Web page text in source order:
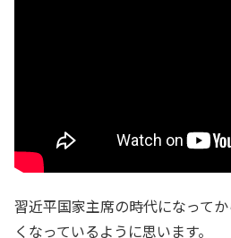
習近平国家主席の時代になって
くなっているように思います。